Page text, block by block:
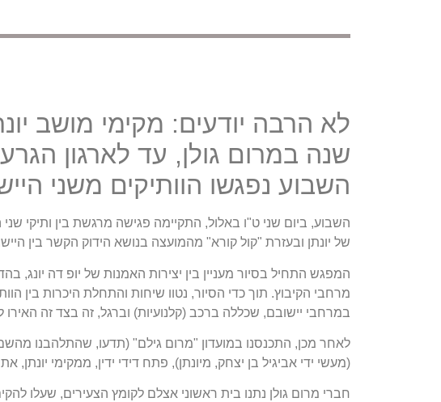
לא הרבה יודעים: מקימי מושב
שנה במרום גולן, עד לארגון
השבוע נפגשו הוותיקים משני
השבוע, ביום שני ט"ו באלול, התקיימה פגישה מרגשת בין ותיקי שני
של יונתן ובעזרת "קול קורא" מהמועצה בנושא הידוק הקשר בין
המפגש התחיל בסיור מעניין בין יצירות האמנות של יופ דה יונג,
מרחבי הקיבוץ. תוך כדי הסיור, נטוו שיחות והתחלת היכרות בין
במרחבי יישובם, שכללה ברכב (קלנועיות) וברגל, זה בצד זה האירו
לאחר מכן, התכנסנו במועדון "מרום גילם" (תדעו, שהתלהבנו
(מעשי ידי אביגיל בן יצחק, מיונתן), פתח דידי ידין, ממקימי יונתן,
חברי מרום גולן נתנו בית ראשוני אצלם לקומץ הצעירים, שעלו